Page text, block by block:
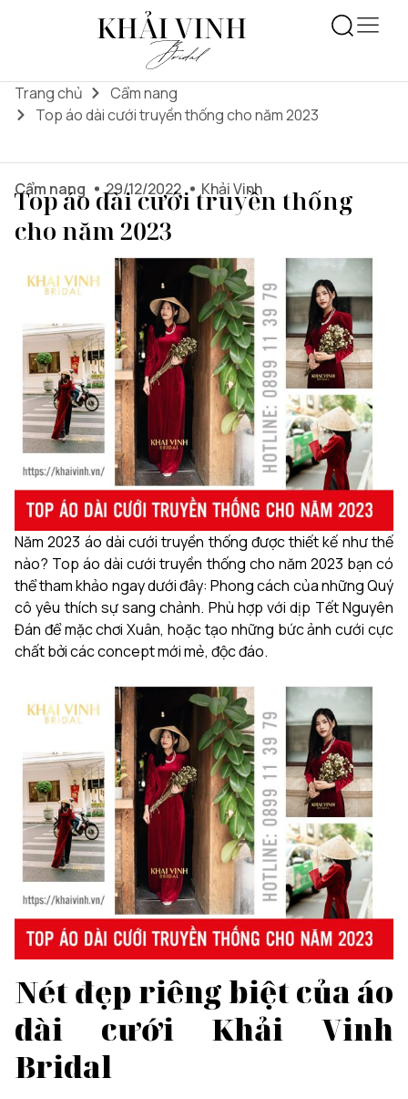
Trang chủ
Cẩm nang
Top áo dài cưới truyền thống cho năm 2023
Cẩm nang 29/12/2022 Khải Vinh
Top áo dài cưới truyền thống
cho năm 2023
Năm 2023 áo dài cưới truyền thống được thiết kế như thế
nào? Top áo dài cưới truyền thống cho năm 2023 bạn có
thể tham khảo ngay dưới đây: Phong cách của những Quý
cô yêu thích sự sang chảnh. Phù hợp với dịp Tết Nguyên
Đán để mặc chơi Xuân, hoặc tạo những bức ảnh cưới cực
chất bởi các concept mới mẻ, độc đáo.
Nét đẹp riêng biệt của áo
dài cưới Khải Vinh
Bridal